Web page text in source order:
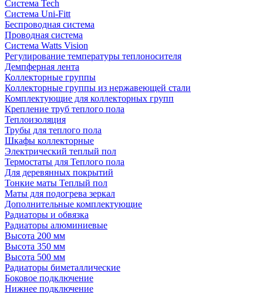
Система Tech
Система Uni-Fitt
Беспроводная система
Проводная система
Система Watts Vision
Регулирование температуры теплоносителя
Демпферная лента
Коллекторные группы
Коллекторные группы из нержавеющей стали
Комплектующие для коллекторных групп
Крепление труб теплого пола
Теплоизоляция
Трубы для теплого пола
Шкафы коллекторные
Электрический теплый пол
Термостаты для Теплого пола
Для деревянных покрытий
Тонкие маты Теплый пол
Маты для подогрева зеркал
Дополнительные комплектующие
Радиаторы и обвязка
Радиаторы алюминиевые
Высота 200 мм
Высота 350 мм
Высота 500 мм
Радиаторы биметаллические
Боковое подключение
Нижнее подключение